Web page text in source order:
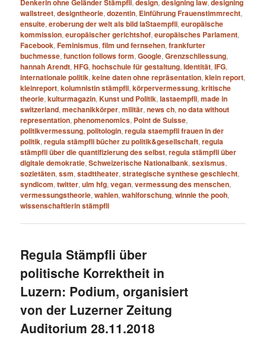
Denkerin ohne Geländer Stämpfli,design,designing law,designing
wallstreet,designtheorie,dozentin, Einführung Frauenstimmrecht,
ensuite,eroberung der welt als bild laStaempfli,europäische
kommission,europäischer gerichtshof,europäisches Parlament,
Facebook,Feminismus,film und fernsehen,frankfurter
buchmesse,function follows form,Google,Grenzschliessung,
hannah Arendt,HFG,hochschule für gestaltung,Identität,IFG,
internationale politik,keine daten ohne repräsentation,klein report,
kleinreport,kolumnistin stämpfli,körpervermessung,kritische
theorie,kulturmagazin,Kunst und Politik,lastaempfli,made in
switzerland,mechanikkörper,militär,news ch,no data without
representation,phenomenomics, Point de Suisse,
politikvermessung,politologin,regula staempfli frauen in der
politik,regula stämpfli bücher zu politik&gesellschaft,regula
stämpfli über die quantifizierung des selbst,regula stämpfli über
digitale demokratie,Schweizerische Nationalbank,sexismus,
sozietäten,ssm,stadttheater,strategische synthese geschlecht,
syndicom,twitter,ulm hfg,vegan,vermessung des menschen,
vermessungstheorie,wahlen,wahlforschung,winnie the pooh,
wissenschaftlerin stämpfli
Regula Stämpfli über
politische Korrektheit in
Luzern: Podium, organisiert
von der Luzerner Zeitung
Auditorium 28.11.2018